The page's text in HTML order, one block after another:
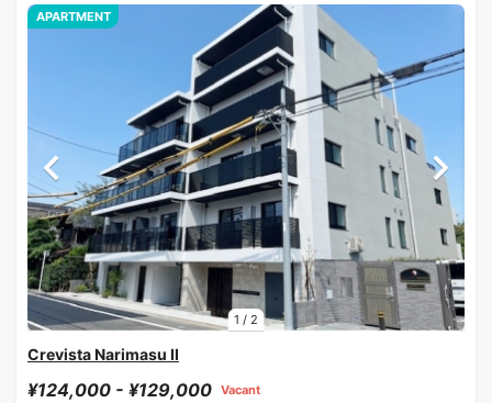
1 / 2
APARTMENT
Crevista Narimasu II
¥124,000 - ¥129,000 Vacant